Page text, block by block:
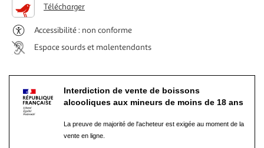
Télécharger
Accessibilité : non conforme
Espace sourds et malentendants
Interdiction de vente de boissons
alcooliques aux mineurs de moins de 18 ans
La preuve de majorité de l'acheteur est exigée au moment de la
vente en ligne.